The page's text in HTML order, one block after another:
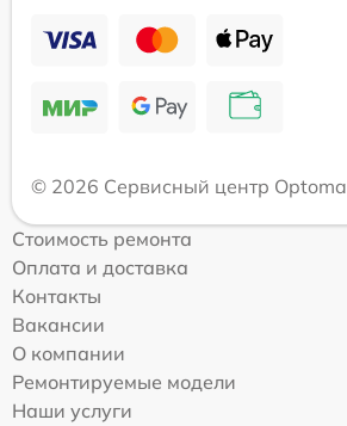
© 2026 Сервисный центр Optoma
Стоимость ремонта
Оплата и доставка
Контакты
Вакансии
О компании
Ремонтируемые модели
Наши услуги